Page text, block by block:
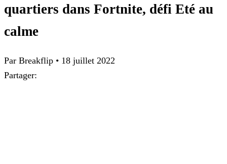
quartiers dans Fortnite, défi Eté au
calme
Par Breakflip • 18 juillet 2022
Partager: